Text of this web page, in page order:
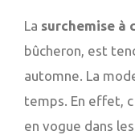
La surchemise à
bûcheron, est
automne. La
temps. En effet,
en vogue dans